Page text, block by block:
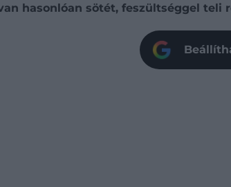
hasonlóan sötét, feszültséggel teli